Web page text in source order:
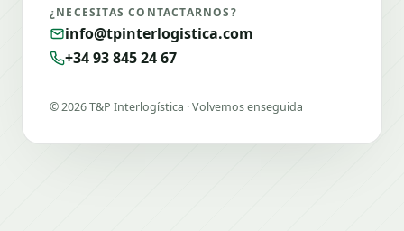
¿NECESITAS CONTACTARNOS?
info@tpinterlogistica.com
+34 93 845 24 67
©2026T&P Interlogística · Volvemos enseguida